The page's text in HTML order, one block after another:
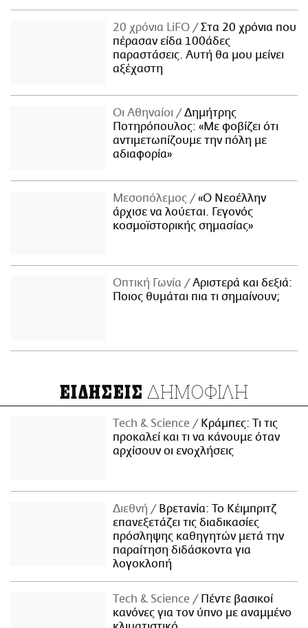
20 χρόνια LiFO
Στα 20 χρόνια που
πέρασαν είδα 100άδες
παραστάσεις. Αυτή θα μου μείνει
αξέχαστη
Οι Αθηναίοι
Δημήτρης
Ποτηρόπουλος: «Με φοβίζει ότι
αντιμετωπίζουμε την πόλη με
αδιαφορία»
Μεσοπόλεμος
«Ο Νεοέλλην
άρχισε να λούεται. Γεγονός
κοσμοϊστορικής σημασίας»
Οπτική Γωνία
Αριστερά και δεξιά:
Ποιος θυμάται πια τι σημαίνουν;
ΕΙΔΗΣΕΙΣ ΔΗΜΟΦΙΛΗ
Τech & Science
Κράμπες: Τι τις
προκαλεί και τι να κάνουμε όταν
αρχίσουν οι ενοχλήσεις
Διεθνή
Βρετανία: Το Κέιμπριτζ
επανεξετάζει τις διαδικασίες
πρόσληψης καθηγητών μετά την
παραίτηση διδάσκοντα για
λογοκλοπή
Τech & Science
Πέντε βασικοί
κανόνες για τον ύπνο με αναμμένο